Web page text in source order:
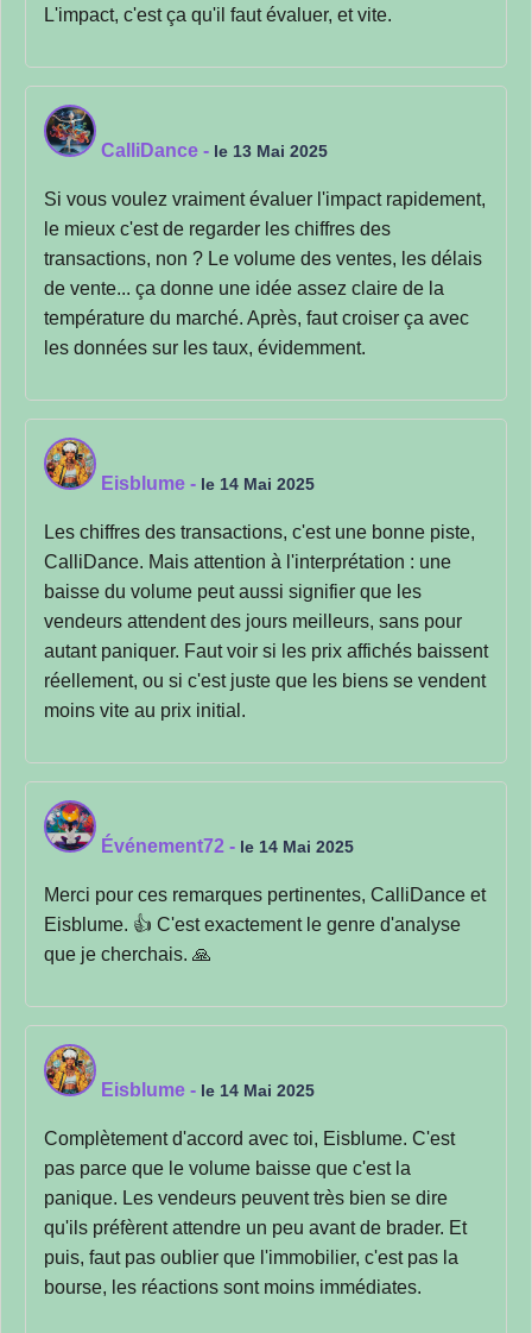
L'impact, c'est ça qu'il faut évaluer, et vite.
CalliDance - le 13 Mai 2025
Si vous voulez vraiment évaluer l'impact rapidement,
le mieux c'est de regarder les chiffres des
transactions, non ? Le volume des ventes, les délais
de vente... ça donne une idée assez claire de la
température du marché. Après, faut croiser ça avec
les données sur les taux, évidemment.
Eisblume - le 14 Mai 2025
Les chiffres des transactions, c'est une bonne piste,
CalliDance. Mais attention à l'interprétation : une
baisse du volume peut aussi signifier que les
vendeurs attendent des jours meilleurs, sans pour
autant paniquer. Faut voir si les prix affichés baissent
réellement, ou si c'est juste que les biens se vendent
moins vite au prix initial.
Événement72 - le 14 Mai 2025
Merci pour ces remarques pertinentes, CalliDance et
Eisblume. 👍 C'est exactement le genre d'analyse
que je cherchais. 🙏
Eisblume - le 14 Mai 2025
Complètement d'accord avec toi, Eisblume. C'est
pas parce que le volume baisse que c'est la
panique. Les vendeurs peuvent très bien se dire
qu'ils préfèrent attendre un peu avant de brader. Et
puis, faut pas oublier que l'immobilier, c'est pas la
bourse, les réactions sont moins immédiates.